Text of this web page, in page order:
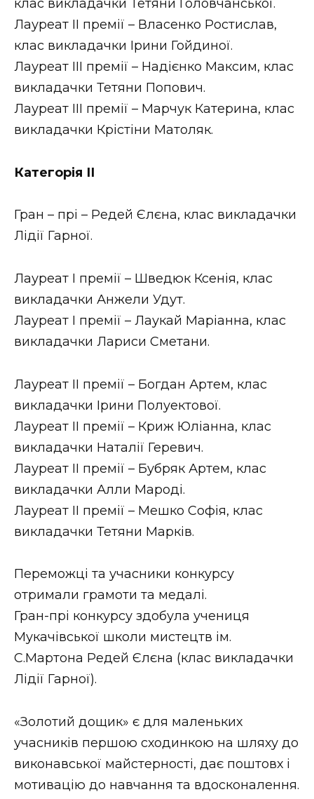
клас викладачки Тетяни Головчанської.
Лауреат ІІ премії – Власенко Ростислав,
клас викладачки Ірини Гойдиної.
Лауреат ІІІ премії – Надієнко Максим, клас
викладачки Тетяни Попович.
Лауреат ІІІ премії – Марчук Катерина, клас
викладачки Крістіни Матоляк.
Категорія ІІ
Гран – прі – Редей Єлєна, клас викладачки
Лідії Гарної.
Лауреат І премії – Шведюк Ксенія, клас
викладачки Анжели Удут.
Лауреат І премії – Лаукай Маріанна, клас
викладачки Лариси Сметани.
Лауреат ІІ премії – Богдан Артем, клас
викладачки Ірини Полуектової.
Лауреат ІІ премії – Криж Юліанна, клас
викладачки Наталії Геревич.
Лауреат ІІ премії – Бубряк Артем, клас
викладачки Алли Мароді.
Лауреат ІІ премії – Мешко Софія, клас
викладачки Тетяни Марків.
Переможці та учасники конкурсу
отримали грамоти та медалі.
Гран-прі конкурсу здобула учениця
Мукачівської школи мистецтв ім.
С.Мартона Редей Єлєна (клас викладачки
Лідії Гарної).
«Золотий дощик» є для маленьких
учасників першою сходинкою на шляху до
виконавської майстерності, дає поштовх і
мотивацію до навчання та вдосконалення.